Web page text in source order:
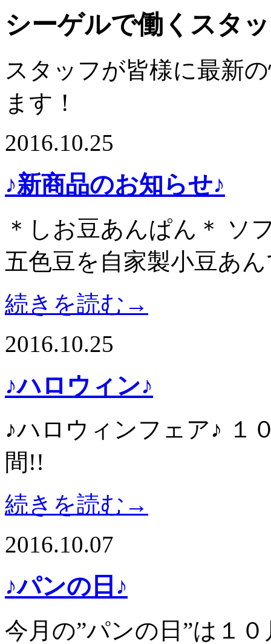
シーゲルで働くスタ
スタッフが皆様に最新
ます！
2016.10.25
♪新商品のお知らせ♪
＊しお豆あんぱん＊ ソ
五色豆を自家製小豆
続きを読む→
2016.10.25
♪ハロウィン♪
♪ハロウィンフェア♪ １
間!!
続きを読む→
2016.10.07
♪パンの日♪
今月の”パンの日”は１